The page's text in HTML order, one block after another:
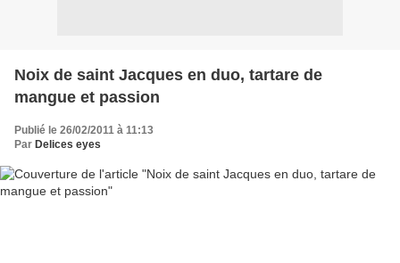
Noix de saint Jacques en duo, tartare de
mangue et passion
Publié le 26/02/2011 à 11:13
Par Delices eyes